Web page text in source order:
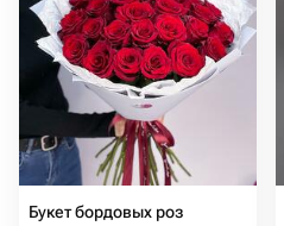
Букет бордовых роз